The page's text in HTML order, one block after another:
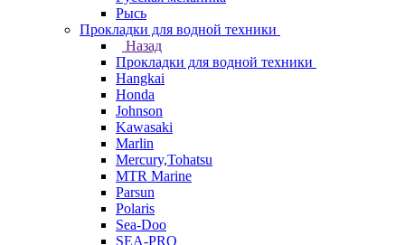
Рысь
Прокладки для водной техники
Назад
Прокладки для водной техники
Hangkai
Honda
Johnson
Kawasaki
Marlin
Mercury,Tohatsu
MTR Marine
Parsun
Polaris
Sea-Doo
SEA-PRO